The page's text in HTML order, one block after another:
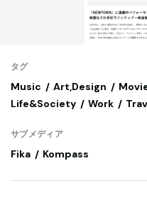
タグ
Music Art,Design
Life&Society
Work
サブメディア
Fika Kompass